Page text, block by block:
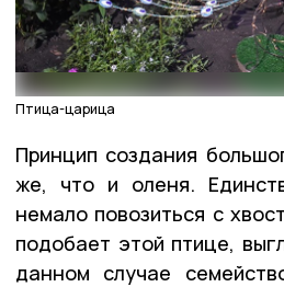
Птица-царица
Принцип создания
же, что и оленя.
немало повозиться с
подобает этой птице,
данном случае